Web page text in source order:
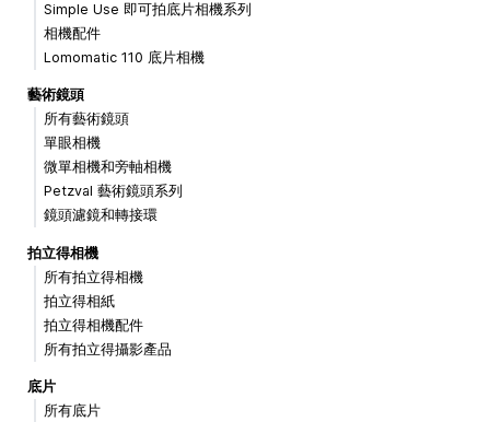
Simple Use 即可拍底片相機系列
相機配件
Lomomatic 110 底片相機
藝術鏡頭
所有藝術鏡頭
單眼相機
微單相機和旁軸相機
Petzval 藝術鏡頭系列
鏡頭濾鏡和轉接環
拍立得相機
所有拍立得相機
拍立得相紙
拍立得相機配件
所有拍立得攝影產品
底片
所有底片